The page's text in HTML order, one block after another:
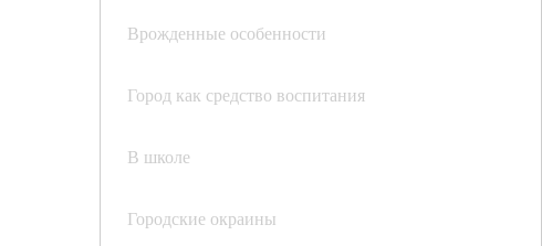
Врожденные особенности
Город как средство воспитания
В школе
Городские окраины